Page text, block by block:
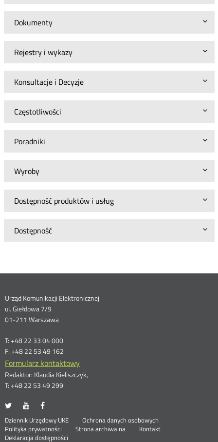
Dokumenty
Rejestry i wykazy
Konsultacje i Decyzje
Częstotliwości
Poradniki
Wyroby
Dostępność produktów i usług
Dostępność
Dane
kontaktowe
Urząd Komunikacji Elektronicznej
ul. Giełdowa 7/9
01-211 Warszawa
T: +48 22 33 04 000
F: +48 22 53 49 162
Formularz kontaktowy
Redaktor: Klaudia Kieliszczyk,
T: +48 22 53 49 299
UKE
portalu
Twitter
Otwórz
nowym
oknie
UKE
portalu
Youtube
Otwórz
nowym
oknie
portalu
Facebook
nowym
oknie
Stopka
Dziennik Urzędowy UKE Otwórz
Ochrona danych osobowych
Polityka prywatności
Otwórz
w
Strona archiwalna
Kontakt
Deklaracja dostępności